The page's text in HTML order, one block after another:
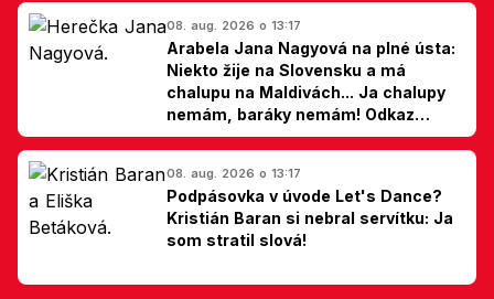
08. aug. 2026 o 13:17
Arabela Jana Nagyová na plné ústa:
Niekto žije na Slovensku a má
chalupu na Maldivách... Ja chalupy
nemám, baráky nemám! Odkaz
Slovákom
08. aug. 2026 o 13:17
Podpásovka v úvode Let's Dance?
Kristián Baran si nebral servítku: Ja
som stratil slová!